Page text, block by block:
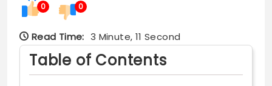
0 0
Read Time: 3 Minute, 11 Second
Table of Contents